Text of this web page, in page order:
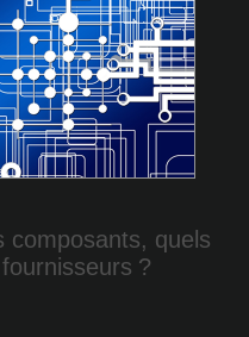
composants, quels
fournisseurs ?